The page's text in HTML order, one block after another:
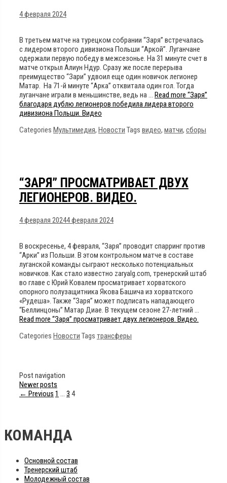
4 февраля 2024
В третьем матче на турецком собрании “Заря” встречалась
с лидером второго дивизиона Польши “Аркой”. Луганчане
одержали первую победу в межсезонье. На 31 минуте счет в
матче открыл Алиун Ндур. Сразу же после перерыва
преимущество “Зари” удвоил еще один новичок легионер
Матар. На 71-й минуте “Арка” отквитала один гол. Тогда
луганчане играли в меньшинстве, ведь на … Read more “Заря”
благодаря дублю легионеров победила лидера второго
дивизиона Польши. Видео
Categories Мультимедия, Новости Tags видео, матчи, сборы
“ЗАРЯ” ПРОСМАТРИВАЕТ ДВУХ
ЛЕГИОНЕРОВ. ВИДЕО.
4 февраля 20244 февраля 2024
В воскресенье, 4 февраля, “Заря” проводит спарринг против
“Арки” из Польши. В этом контрольном матче в составе
луганской команды сыграют несколько потенциальных
новичков. Как стало известно zaryalg.com, тренерский штаб
во главе с Юрий Ковалем просматривает хорватского
опорного полузащитника Якова Башича из хорватского
«Рудеша». Также “Заря” может подписать нападающего
“Беллинцоны” Матар Диае. В текущем сезоне 27-летний …
Read more “Заря” просматривает двух легионеров. Видео.
Categories Новости Tags трансферы
Post navigation
Newer posts
← Previous 1 … 3 4
КОМАНДА
Основной состав
Тренерский штаб
Молодежный состав